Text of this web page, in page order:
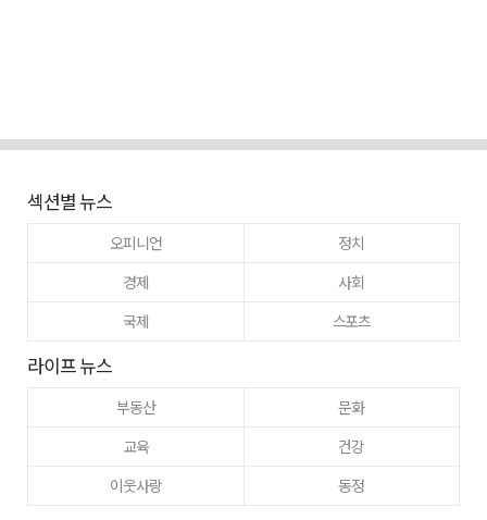
섹션별 뉴스
오피니언
정치
경제
사회
국제
스포츠
라이프 뉴스
부동산
문화
교육
건강
이웃사랑
동정